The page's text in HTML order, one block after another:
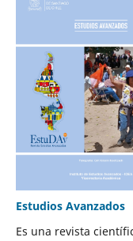
Estudios Avanzados
Es una revista